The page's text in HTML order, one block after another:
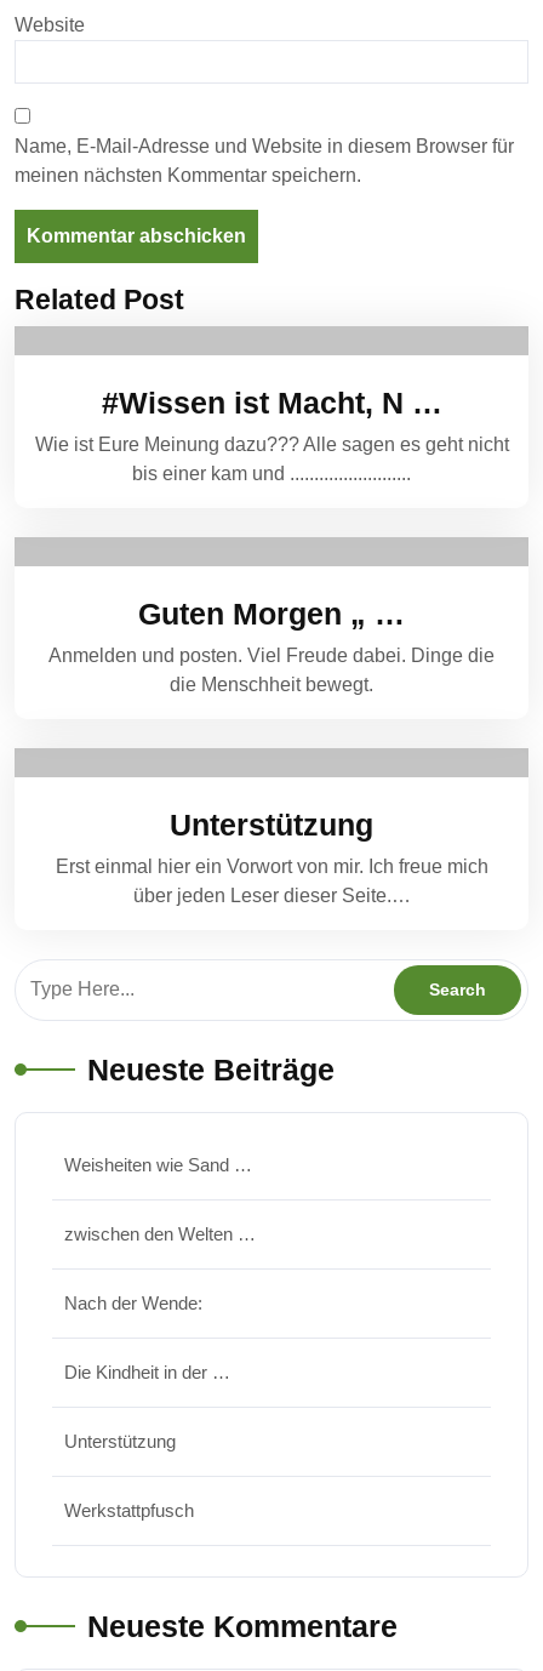
Website
Name, E-Mail-Adresse und Website in diesem Browser für
meinen nächsten Kommentar speichern.
Related Post
#Wissen ist Macht, N …
Wie ist Eure Meinung dazu??? Alle sagen es geht nicht
bis einer kam und .........................
Guten Morgen „ …
Anmelden und posten. Viel Freude dabei. Dinge die
die Menschheit bewegt.
Unterstützung
Erst einmal hier ein Vorwort von mir. Ich freue mich
über jeden Leser dieser Seite.…
Neueste Beiträge
Weisheiten wie Sand …
zwischen den Welten …
Nach der Wende:
Die Kindheit in der …
Unterstützung
Werkstattpfusch
Neueste Kommentare